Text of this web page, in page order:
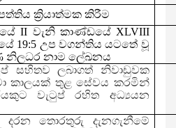
ක්‍රියාත්මක කිරීම
II වැනි කාණ්ඩයේ XLVIII
19:5 උප වගන්තිය යටතේ වූ
නාම ලේඛනය
සහිතව ලබාගත් නිවාඩුවක
කාලයක් තුළ සේවය කරමින්
වැටුප් රහිත අධ්‍යයන
දරන තොරතුරු දැනගැනීමේ